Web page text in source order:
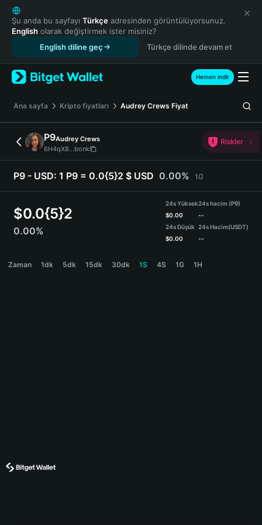
English
日本語
Tiếng Việt
Español (Latinoamérica)
Türkçe
Français
Deutsch
简体中文
繁體中文
Português (Portugal)
Bahasa Indonesia
ภาษาไทย
Español
Español (Argentina)
Şu anda bu sayfayı Türkçe adresinden görüntülüyorsunuz.
English olarak değiştirmek ister misiniz?
English diline geç
Türkçe dilinde devam et
Hemen indir
Ana sayfa Kripto fiyatları Audrey Crews Fiyat
P9Audrey Crews
6H4qX8...bonk
Riskler
P9 - USD: 1 P9 = 0.0{5}2 $ USD 0.00% 1G
$0.0{5}2
0.00%
24s Yüksek
$0.00
24s Düşük
$0.00
24s hacim (P9)
--
24s Hacim(USDT)
--
Zaman 1dk 5dk 15dk 30dk 1S 4S 1G 1H